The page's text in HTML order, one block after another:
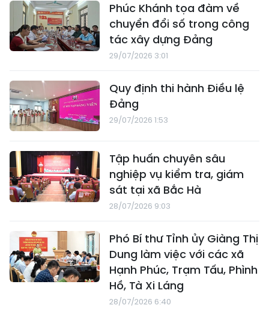
Phúc Khánh tọa đàm về
chuyển đổi số trong công
tác xây dựng Đảng
29/07/2026 3:01
Quy định thi hành Điều lệ
Đảng
29/07/2026 1:53
Tập huấn chuyên sâu
nghiệp vụ kiểm tra, giám
sát tại xã Bắc Hà
28/07/2026 9:03
Phó Bí thư Tỉnh ủy Giàng Thị
Dung làm việc với các xã
Hạnh Phúc, Trạm Tấu, Phình
Hồ, Tà Xi Láng
28/07/2026 6:40